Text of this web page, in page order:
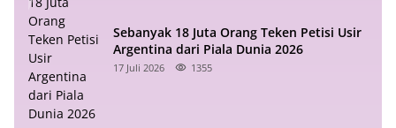
Sebanyak 18 Juta Orang Teken Petisi Usir
Argentina dari Piala Dunia 2026
17 Juli 2026 1355